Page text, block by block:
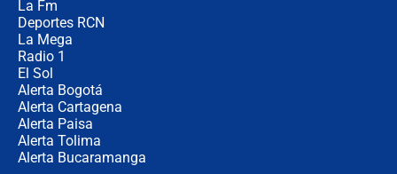
La Fm
Deportes RCN
La Mega
Radio 1
El Sol
Alerta Bogotá
Alerta Cartagena
Alerta Paisa
Alerta Tolima
Alerta Bucaramanga